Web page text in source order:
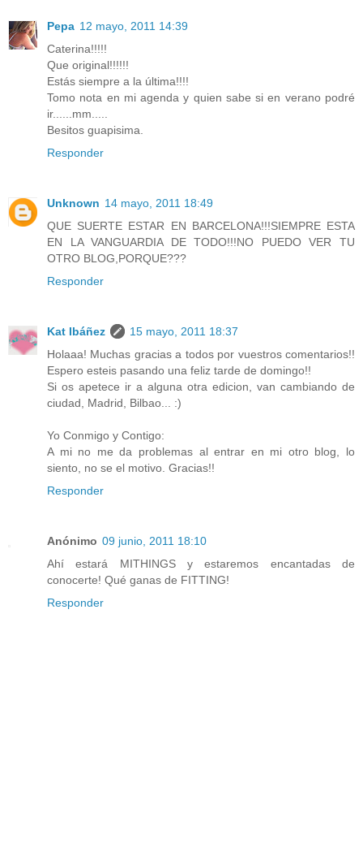
Pepa 12 mayo, 2011 14:39
Caterina!!!!!
Que original!!!!!!
Estás siempre a la última!!!!
Tomo nota en mi agenda y quien sabe si en verano podré
ir......mm.....
Besitos guapisima.
Responder
Unknown 14 mayo, 2011 18:49
QUE SUERTE ESTAR EN BARCELONA!!!SIEMPRE ESTA
EN LA VANGUARDIA DE TODO!!!NO PUEDO VER TU
OTRO BLOG,PORQUE???
Responder
Kat Ibáñez
15 mayo, 2011 18:37
Holaaa! Muchas gracias a todos por vuestros comentarios!!
Espero esteis pasando una feliz tarde de domingo!!
Si os apetece ir a alguna otra edicion, van cambiando de
ciudad, Madrid, Bilbao... :)
Yo Conmigo y Contigo:
A mi no me da problemas al entrar en mi otro blog, lo
siento, no se el motivo. Gracias!!
Responder
Anónimo 09 junio, 2011 18:10
Ahí estará MITHINGS y estaremos encantadas de
conocerte! Qué ganas de FITTING!
Responder